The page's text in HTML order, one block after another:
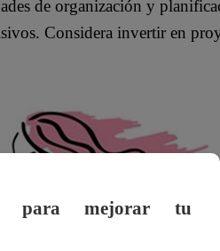
de organización y
Considera invertir en
para mejorar tu